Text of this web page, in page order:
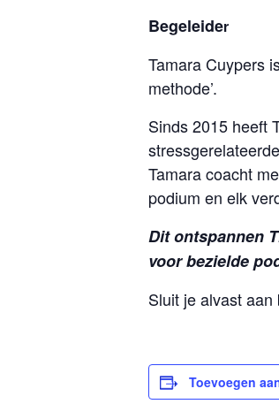
Begeleider
Tamara Cuypers
methode’.
Sinds 2015 heeft
Tamara coacht
podium en elk
Dit ontspannen
voor bezielde
Sluit je alvast
Toevoegen